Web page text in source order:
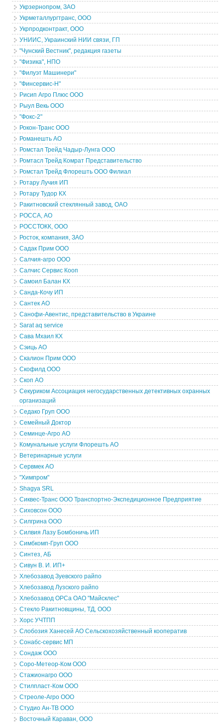
Укрзернопром, ЗАО
Укрметаллургтранс, ООО
Укрпродконтракт, ООО
УНИИС, Украинский НИИ связи, ГП
"Чунский Вестник", редакция газеты
"Физика", НПО
"Филуэт Машинери"
"Финсервис-Н"
Рисип Агро Плюс ООО
Рыул Векь ООО
"Фокс-2"
Рокон-Транс ООО
Романешть АО
Ромстал Трейд Чадыр-Лунга ООО
Ромтасл Трейд Комрат Представительство
Ромстал Трейд Флорешть ООО Филиал
Ротару Лучия ИП
Ротару Тудор КХ
Ракитновский стеклянный завод, ОАО
РОССА, АО
РОССТОКК, ООО
Росток, компания, ЗАО
Садак Прим ООО
Салчия-агро ООО
Салчис Сервис Кооп
Самоил Балан КХ
Санда-Кочу ИП
Сантек АО
Санофи-Авентис, представительство в Украине
Sarat aq service
Сава Мхаил КХ
Сэиць АО
Скалион Прим ООО
Скофилд ООО
Скоп АО
Секуриком Ассоциация негосударственных детективных охранных
организаций
Седако Груп ООО
Семейный Доктор
Семинце-Агро АО
Комунальные услуги Флорешть АО
Ветеринарные услуги
Сервмек АО
"Химпром"
Shagya SRL
Сиквес-Транс ООО Транспортно-Экспедиционное Предприятие
Сиховсон ООО
Силгрина ООО
Силвия Лазу Бомбоничь ИП
Симбкомп-Груп ООО
Синтез, АБ
Сивун В. И. ИП+
Хлебозавод Зуевского райпо
Хлебозавод Лузского райпо
Хлебозавод ОРСа ОАО "Майсклес"
Стекло Ракитновщины, ТД, ООО
Хорс УЧТПП
Слобозия Ханесей АО Сельскохозяйственный кооператив
Сонабс-сервис МП
Сондаж ООО
Соро-Метеор-Ком ООО
Стажионагро ООО
Стилпласт-Ком ООО
Стреоле-Агро ООО
Студио Ан-ТВ ООО
Восточный Караван, ООО